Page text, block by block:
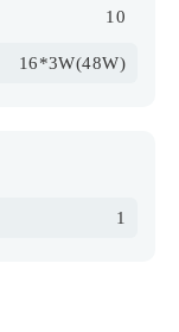
10
16*3W(48W)
1